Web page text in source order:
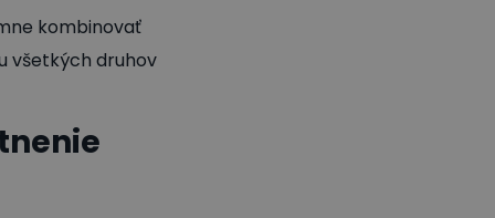
kombinovať
všetkých druhov